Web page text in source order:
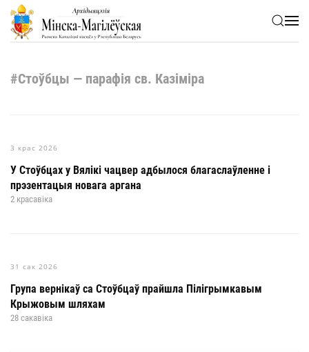
Skip to main content
#Стоўбцы — парафія св. Казіміра
3 крас 2026
У Стоўбцах у Вялікі чацвер адбылося благаслаўленне і
прэзентацыя новага аргана
2 красавіка
31 сак 2026
Група вернікаў са Стоўбцаў прайшла Пілігрымкавым
Крыжовым шляхам
28 сакавіка